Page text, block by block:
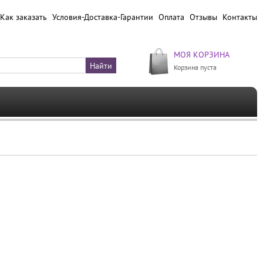
Как заказать Условия-Доставка-Гарантии Оплата Отзывы Контакты
МОЯ КОРЗИНА
Корзина пуста